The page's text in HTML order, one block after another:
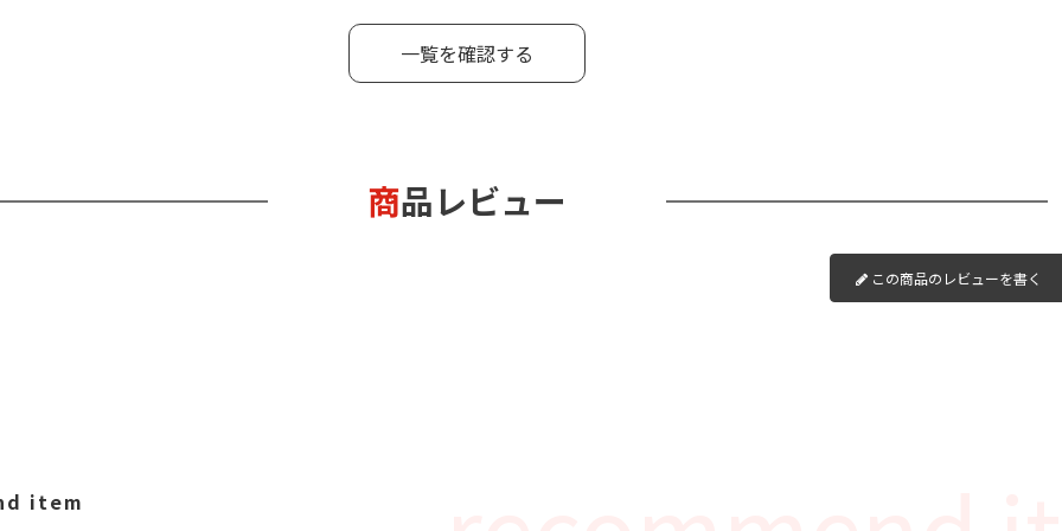
一覧を確認する
商品レビュー
この商品のレビューを書く
item